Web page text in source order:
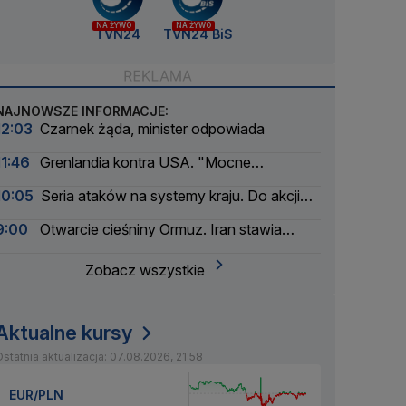
NA ŻYWO
TVN24
NA ŻYWO
TVN24 BiS
INFORMACJE:
Czarnek żąda, minister odpowiada
Grenlandia kontra USA. "Mocne
Seria ataków na systemy kraju. Do akcji
Otwarcie cieśniny Ormuz. Iran stawia
Zobacz wszystkie
kursy
aktualizacja: 07.08.2026, 21:58
EUR/PLN